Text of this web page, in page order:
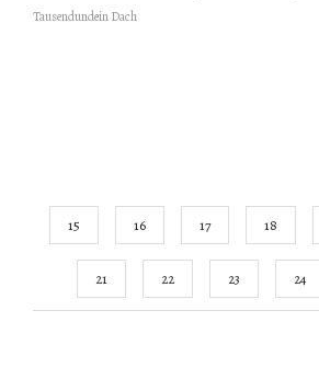
Tausendundein Dach
15 16 17 18
21 22 23 24